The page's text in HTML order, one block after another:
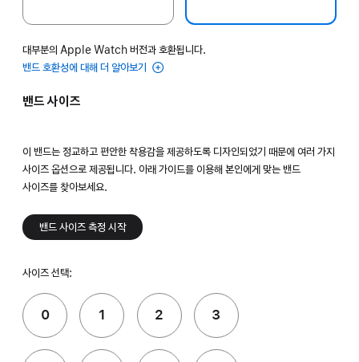
대부분의 Apple Watch 버전과 호환됩니다.
밴드 호환성에 대해 더 알아보기
밴드 사이즈
이 밴드는 정교하고 편안한 착용감을 제공하도록 디자인되었기 때문에 여러 가지
사이즈 옵션으로 제공됩니다. 아래 가이드를 이용해 본인에게 맞는 밴드
사이즈를 찾아보세요.
밴드 사이즈 측정 시작
사이즈 선택:
0 1 2 3